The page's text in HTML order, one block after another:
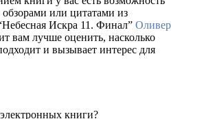
обзорами или цитатами из
Искра 11. Финал” Оливер
вам лучше оценить, насколько
и вызывает интерес для
книги?